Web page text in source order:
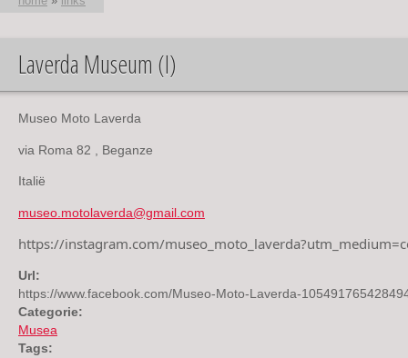
U bent hier
Laverda Museum (I)
Museo Moto Laverda
via Roma 82 , Beganze
Italië
museo.motolaverda@gmail.com
https://instagram.com/
Url:
https://www.facebook.com/Museo-Moto-Laverda-
Categorie:
Musea
Tags: